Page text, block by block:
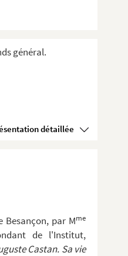
général.
Voir la présentation détaillée
par Mme
de l'Institut,
Castan. Sa vie